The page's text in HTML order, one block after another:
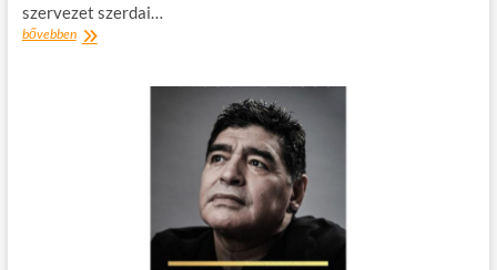
szervezet szerdai…
bővebbenSzeptemberben